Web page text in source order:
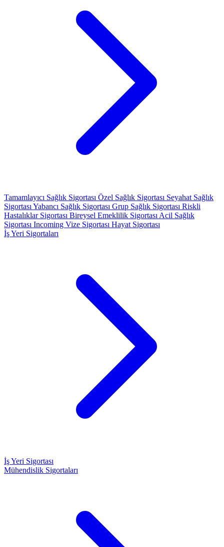
Tamamlayıcı Sağlık Sigortası Özel Sağlık Sigortası Seyahat Sağlık
Sigortası Yabancı Sağlık Sigortası Grup Sağlık Sigortası Riskli
Hastalıklar Sigortası Bireysel Emeklilik Sigortası Acil Sağlık
Sigortası Incoming Vize Sigortası Hayat Sigortası
İş Yeri Sigortaları
İş Yeri Sigortası
Mühendislik Sigortaları